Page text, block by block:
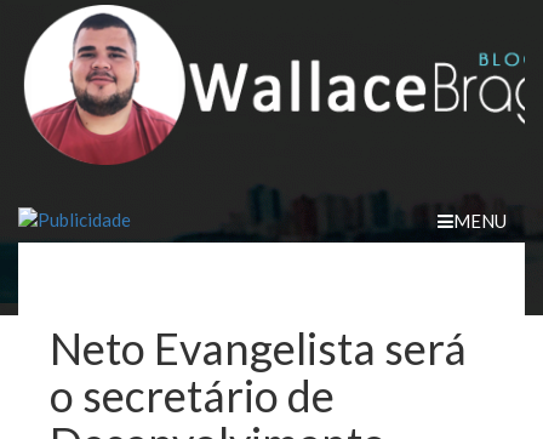
content
MENU
Neto Evangelista será
o secretário de